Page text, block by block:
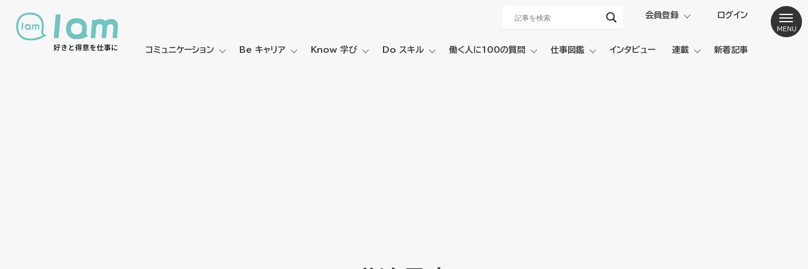
会員登録 ログイン
コミュニケーション Be キャリア Know 学び Do スキル 働く人に100の質問 仕事図鑑 インタビュー 連載 新着記事